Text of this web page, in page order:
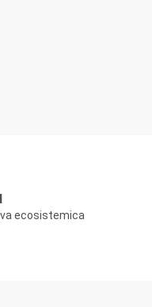
ecosistemica